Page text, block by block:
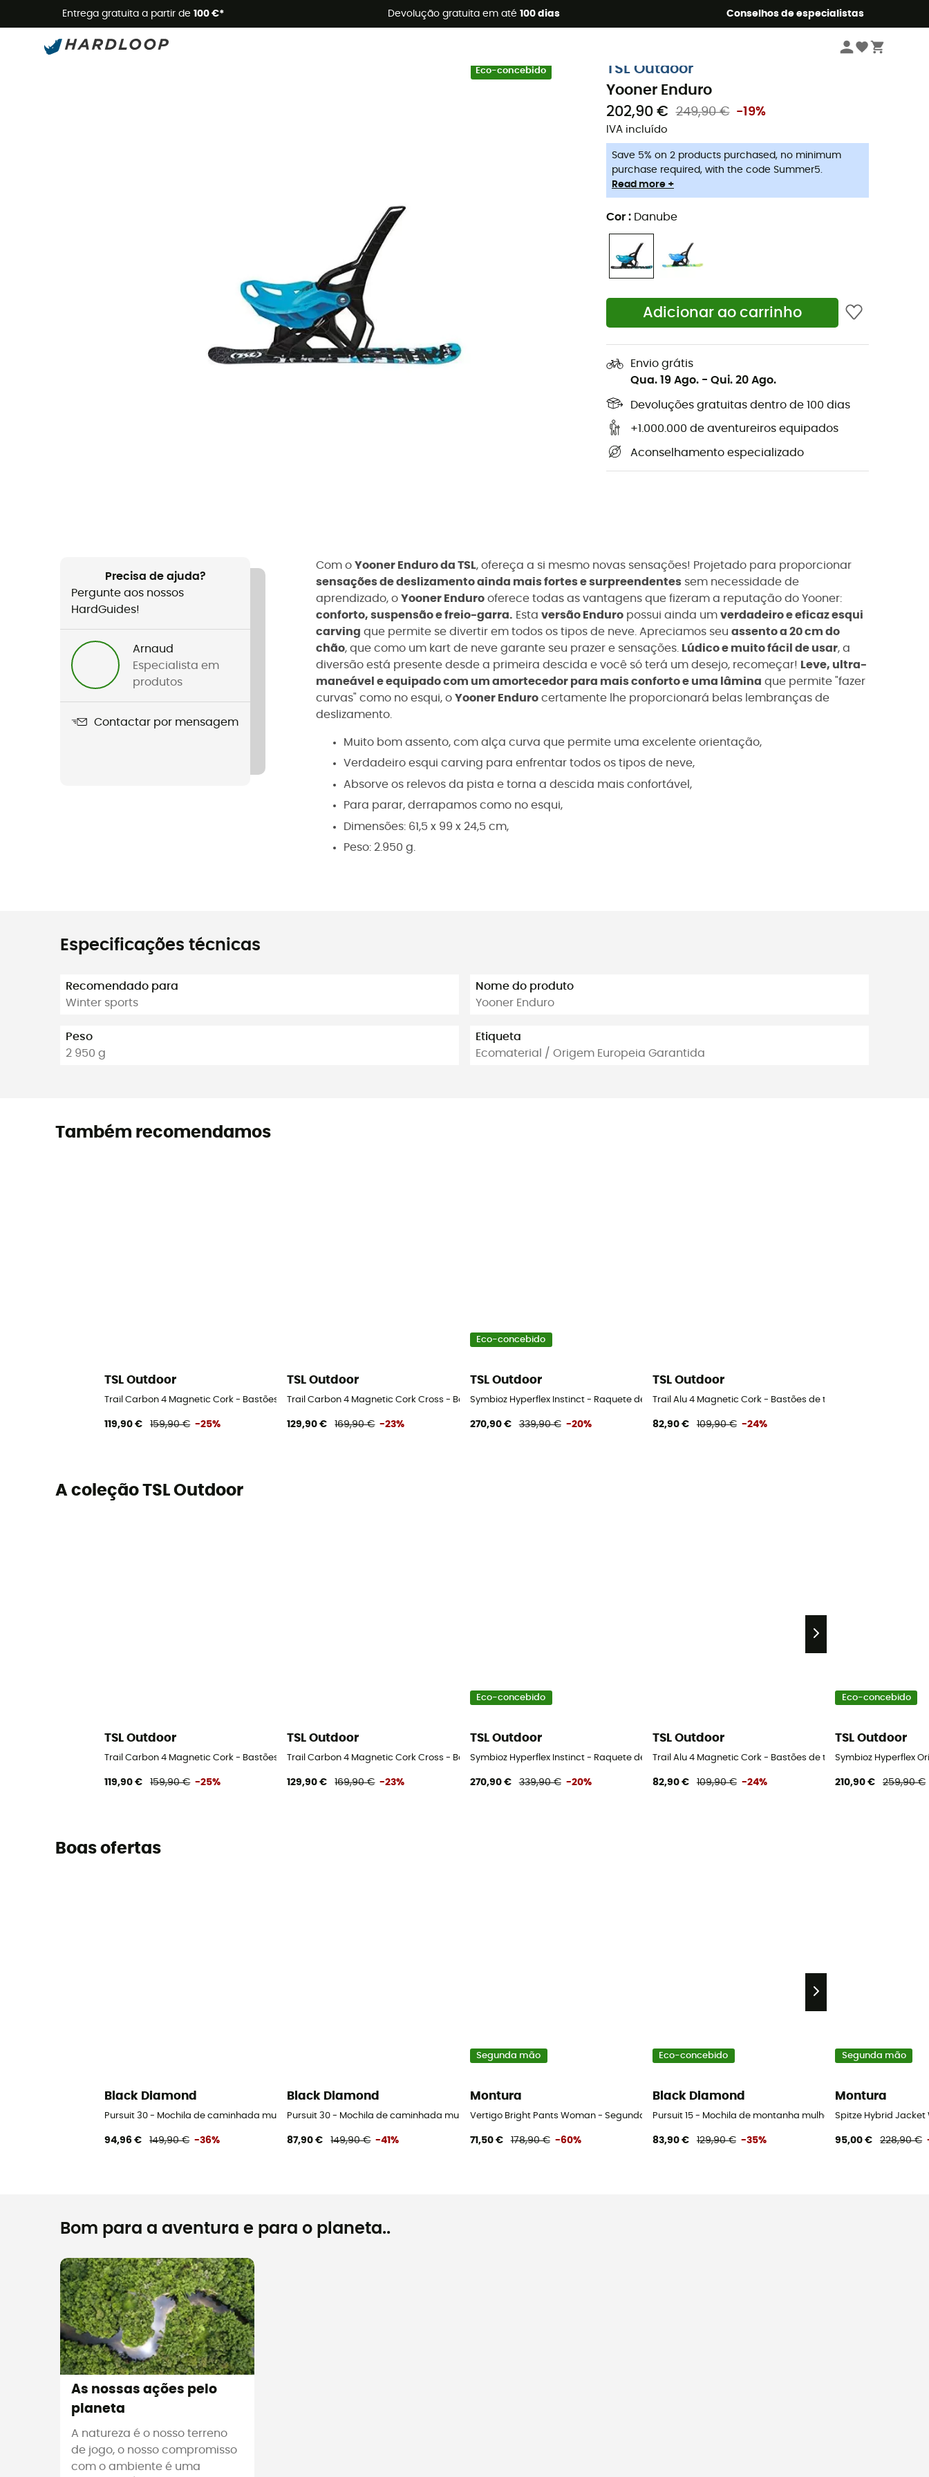
Entrega gratuita a partir de 100 €* Devolução gratuita em até 100 dias Conselhos de especialistas
Promoções de verão 🔥 -5% EXTRA a partir de 2 produtos* com o código Summer5
Eco-concebido
Trenós & Yooners
TSL Outdoor
Yooner Enduro
202,90 €
249,90 € -19%
IVA incluído
Save 5% on 2 products purchased, no minimum
purchase required, with the code Summer5.
Read more +
Cor : Danube
Adicionar ao carrinho
Envio grátis
Qua. 19 Ago. - Qui. 20 Ago.
Devoluções gratuitas dentro de 100 dias
+1.000.000 de aventureiros equipados
Aconselhamento especializado
Precisa de ajuda?
Pergunte aos nossos
HardGuides!
Arnaud
Especialista em
produtos
Contactar por mensagem
Com o Yooner Enduro da TSL, ofereça a si mesmo novas sensações! Projetado para proporcionar
sensações de deslizamento ainda mais fortes e surpreendentes sem necessidade de
aprendizado, o Yooner Enduro oferece todas as vantagens que fizeram a reputação do Yooner:
conforto, suspensão e freio-garra. Esta versão Enduro possui ainda um verdadeiro e eficaz esqui
carving que permite se divertir em todos os tipos de neve. Apreciamos seu assento a 20 cm do
chão, que como um kart de neve garante seu prazer e sensações. Lúdico e muito fácil de usar, a
diversão está presente desde a primeira descida e você só terá um desejo, recomeçar! Leve, ultra-
maneável e equipado com um amortecedor para mais conforto e uma lâmina que permite "fazer
curvas" como no esqui, o Yooner Enduro certamente lhe proporcionará belas lembranças de
deslizamento.
Muito bom assento, com alça curva que permite uma excelente orientação,
Verdadeiro esqui carving para enfrentar todos os tipos de neve,
Absorve os relevos da pista e torna a descida mais confortável,
Para parar, derrapamos como no esqui,
Dimensões: 61,5 x 99 x 24,5 cm,
Peso: 2.950 g.
Especificações técnicas
Recomendado para
Winter sports
Peso
2 950 g
Nome do produto
Yooner Enduro
Etiqueta
Ecomaterial / Origem Europeia Garantida
Também recomendamos
TSL Outdoor
Trail Carbon 4 Magnetic Cork - Bastões de trail running
119,90 € 159,90 € -25%
TSL Outdoor
Trail Carbon 4 Magnetic Cork Cross - Bastões de trail running
129,90 € 169,90 € -23%
Eco-concebido
TSL Outdoor
Symbioz Hyperflex Instinct - Raquete de neve
270,90 € 339,90 € -20%
TSL Outdoor
Trail Alu 4 Magnetic Cork - Bastões de trail running
82,90 € 109,90 € -24%
A coleção TSL Outdoor
TSL Outdoor
Trail Carbon 4 Magnetic Cork - Bastões de trail running
119,90 € 159,90 € -25%
TSL Outdoor
Trail Carbon 4 Magnetic Cork Cross - Bastões de trail running
129,90 € 169,90 € -23%
Eco-concebido
TSL Outdoor
Symbioz Hyperflex Instinct - Raquete de neve
270,90 € 339,90 € -20%
TSL Outdoor
Trail Alu 4 Magnetic Cork - Bastões de trail running
82,90 € 109,90 € -24%
Eco-concebido
TSL Outdoor
Symbioz Hyperflex
210,90 € 259,90 €
Boas ofertas
Black Diamond
Pursuit 30 - Mochila de caminhada mulher
94,96 € 149,90 € -36%
Black Diamond
Pursuit 30 - Mochila de caminhada mulher
87,90 € 149,90 € -41%
Segunda mão
Montura
Vertigo Bright Pants Woman - Segunda mão Calça mulher - Azul
71,50 € 178,90 € -60%
Eco-concebido
Black Diamond
Pursuit 15 - Mochila de montanha mulher
83,90 € 129,90 € -35%
Segunda mão
Montura
Spitze Hybrid
95,00 € 228,90 €
Bom para a aventura e para o planeta..
As nossas ações pelo
planeta
A natureza é o nosso terreno
de jogo, o nosso compromisso
com o ambiente é uma